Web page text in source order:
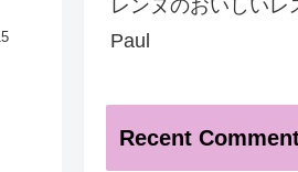
レンヌのおいしい
Paul
Recent